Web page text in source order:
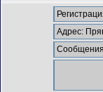
Адрес: